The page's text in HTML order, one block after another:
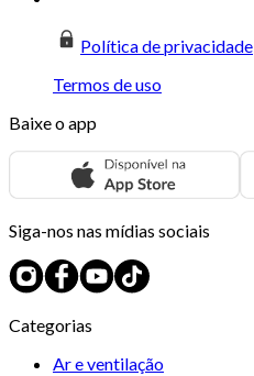
Política de privacidade
Termos de uso
Baixe o app
Siga-nos nas mídias sociais
Categorias
Ar e ventilação